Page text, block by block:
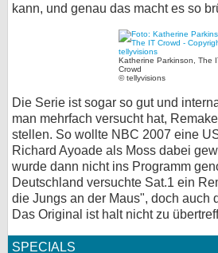
kann, und genau das macht es so
Katherine Parkinson, The
Crowd
© tellyvisions
Die Serie ist sogar so gut und
man mehrfach versucht hat,
stellen. So wollte NBC 2007 eine
Richard Ayoade als Moss dabei
wurde dann nicht ins Programm
Deutschland versuchte Sat.1 ein
die Jungs an der Maus", doch auch
Das Original ist halt nicht zu
SPECIALS